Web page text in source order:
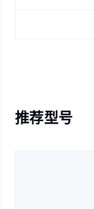
推荐型号